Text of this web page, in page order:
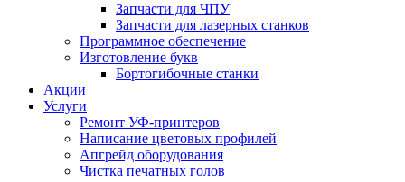
Запчасти для ЧПУ
Запчасти для лазерных станков
Программное обеспечение
Изготовление букв
Бортогибочные станки
Акции
Услуги
Ремонт УФ-принтеров
Написание цветовых профилей
Апгрейд оборудования
Чистка печатных голов